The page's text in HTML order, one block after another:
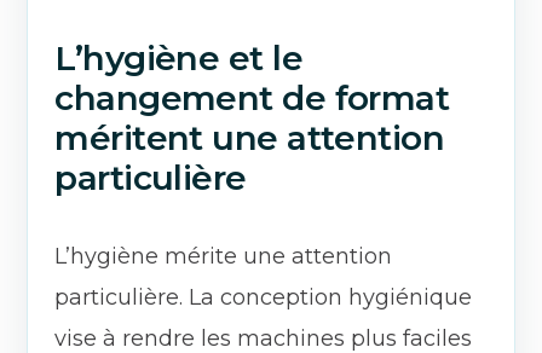
L’hygiène et le
changement de format
méritent une attention
particulière
L’hygiène mérite une attention
particulière. La conception hygiénique
vise à rendre les machines plus faciles